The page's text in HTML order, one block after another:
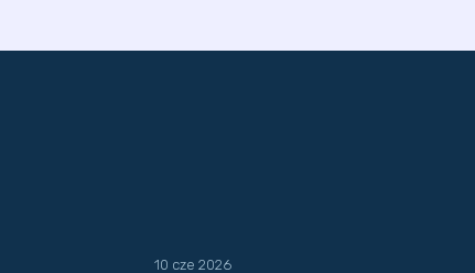
10 cze 2026